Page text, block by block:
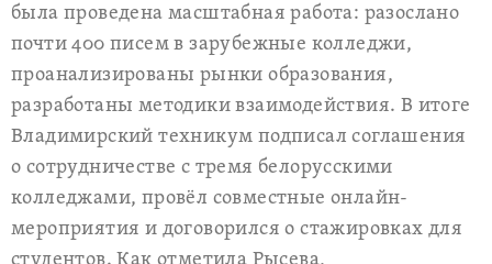
была проведена масштабная работа: разослано
почти 400 писем в зарубежные колледжи,
проанализированы рынки образования,
разработаны методики взаимодействия. В итоге
Владимирский техникум подписал соглашения
о сотрудничестве с тремя белорусскими
колледжами, провёл совместные онлайн-
мероприятия и договорился о стажировках для